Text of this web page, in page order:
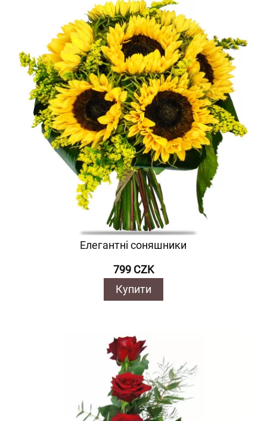
Елегантні соняшники
799 CZK
Купити